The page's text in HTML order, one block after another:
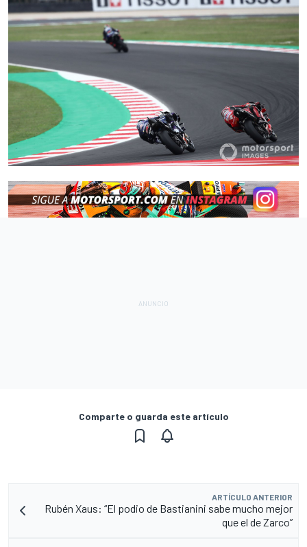
Comparte o guarda este artículo
ARTÍCULO ANTERIOR
Rubén Xaus: “El podio de Bastianini sabe mucho mejor
que el de Zarco”